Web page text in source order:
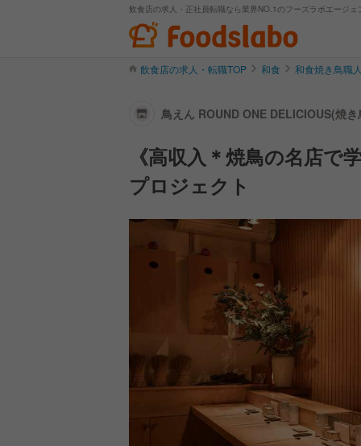
飲食店の求人・正社員転職なら業界NO.1のフーズラボエージェ
飲食店の求人・転職TOP 和食 和食焼き鳥職
鳥えん ROUND ONE DELICIOUS(焼
《高収入＊焼鳥の名店
プロジェクト